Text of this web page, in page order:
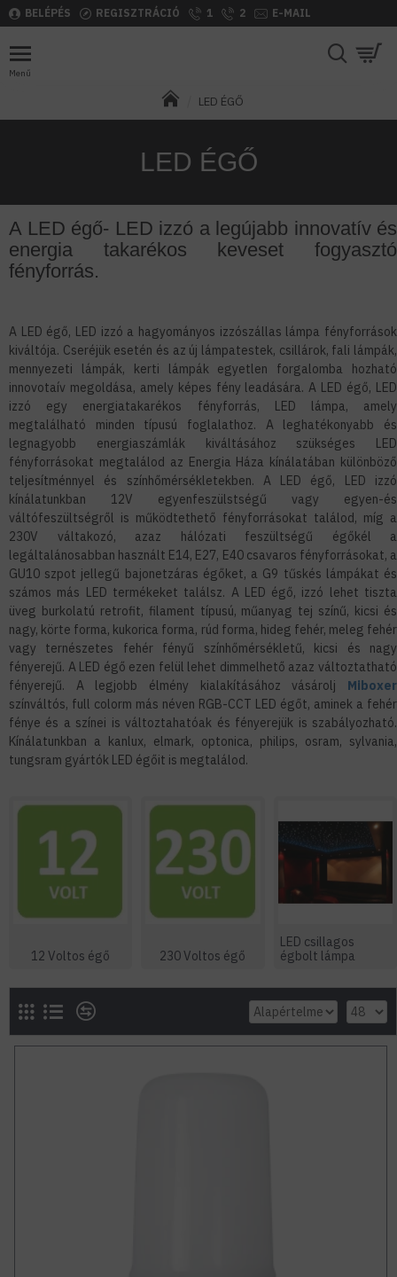
BELÉPÉS REGISZTRÁCIÓ 1 2 E-MAIL
LED ÉGŐ
LED ÉGŐ
A LED égő- LED izzó a legújabb innovatív és
energia takarékos keveset fogyasztó
fényforrás.
A LED égő, LED izzó a hagyományos izzószállas lámpa fényforrások
kiváltója. Cseréjük esetén és az új lámpatestek, csillárok, fali lámpák,
mennyezeti lámpák, kerti lámpák egyetlen forgalomba hozható
innovotaív megoldása, amely képes fény leadására. A LED égő, LED
izzó egy energiatakarékos fényforrás, LED lámpa, amely
megtalálható minden típusú foglalathoz. A leghatékonyabb és
legnagyobb energiaszámlák kiváltásához szükséges LED
fényforrásokat megtalálod az Energia Háza kínálatában különböző
teljesítménnyel és színhőmérsékletekben. A LED égő, LED izzó
kínálatunkban 12V egyenfeszülstségű vagy egyen-és
váltófeszültségről is működtethető fényforrásokat találod, míg a
230V váltakozó, azaz hálózati feszültségű égőkél a
legáltalánosabban használt E14, E27, E40 csavaros fényforrásokat, a
GU10 szpot jellegű bajonetzáras égőket, a G9 tűskés lámpákat és
számos más LED termékeket találsz. A LED égő, izzó lehet tiszta
üveg burkolatú retrofit, filament típusú, műanyag tej színű, kicsi és
nagy, körte forma, kukorica forma, rúd forma, hideg fehér, meleg fehér
vagy ternészetes fehér fényű színhőmérsékletű, kicsi és nagy
fényerejű. A LED égő ezen felül lehet dimmelhető azaz változtatható
fényerejű. A legjobb élmény kialakításához vásárolj Miboxer
színváltós, full colorm más néven RGB-CCT LED égőt, aminek a fehér
fénye és a színei is változtahatóak és fényerejük is szabályozható.
Kínálatunkban a kanlux, elmark, optonica, philips, osram, sylvania,
tungsram gyártók LED égőit is megtalálod.
12 Voltos égő 230 Voltos égő
LED csillagos
égbolt lámpa